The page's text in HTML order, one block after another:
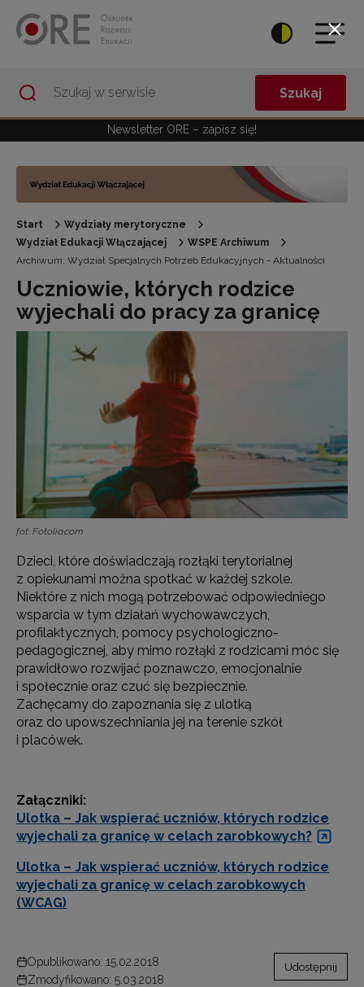
Szukaj
Newsletter ORE – zapisz się!
Start
Wydziały merytoryczne
Wydział Edukacji Włączającej
WSPE Archiwum
Archiwum: Wydział Specjalnych Potrzeb Edukacyjnych - Aktualności
Uczniowie, których rodzice
wyjechali do pracy za granicę
fot. Fotolia.com
Dzieci, które doświadczają rozłąki terytorialnej
z opiekunami można spotkać w każdej szkole.
Niektóre z nich mogą potrzebować odpowiedniego
wsparcia w tym działań wychowawczych,
profilaktycznych, pomocy psychologiczno-
pedagogicznej, aby mimo rozłąki z rodzicami móc się
prawidłowo rozwijać poznawczo, emocjonalnie
i społecznie oraz czuć się bezpiecznie.
Zachęcamy do zapoznania się z ulotką
oraz do upowszechniania jej na terenie szkół
i placówek.
Załączniki:
Ulotka – Jak wspierać uczniów, których rodzice
wyjechali za granicę w celach zarobkowych?
Ulotka – Jak wspierać uczniów, których rodzice
wyjechali za granicę w celach zarobkowych
(WCAG)
Opublikowano: 15.02.2018
Zmodyfikowano: 5.03.2018
Udostępnij